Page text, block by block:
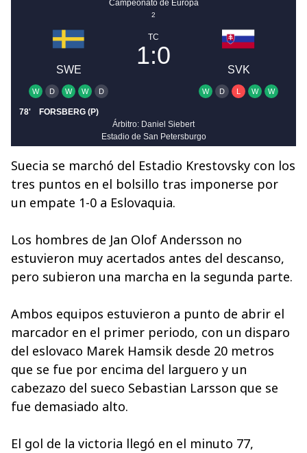
Suecia se marchó del Estadio Krestovsky con los
tres puntos en el bolsillo tras imponerse por
un empate 1-0 a Eslovaquia.
Los hombres de Jan Olof Andersson no
estuvieron muy acertados antes del descanso,
pero subieron una marcha en la segunda parte.
Ambos equipos estuvieron a punto de abrir el
marcador en el primer periodo, con un disparo
del eslovaco Marek Hamsik desde 20 metros
que se fue por encima del larguero y un
cabezazo del sueco Sebastian Larsson que se
fue demasiado alto.
El gol de la victoria llegó en el minuto 77,